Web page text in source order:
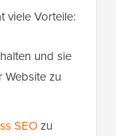
viele Vorteile:
und sie
zu
SEOzu